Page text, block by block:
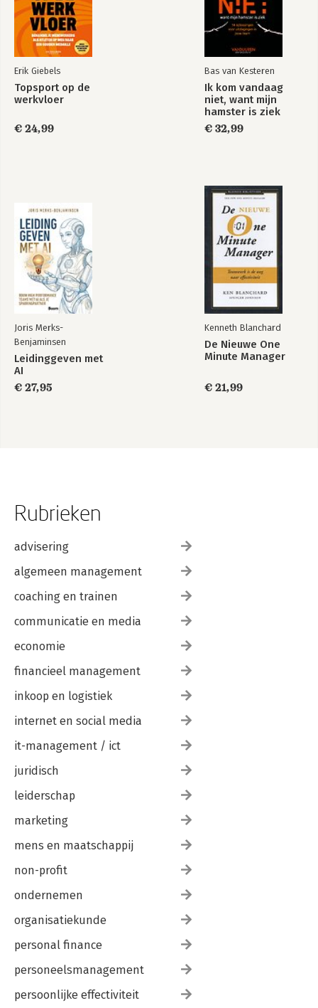
Erik Giebels
Topsport op de
werkvloer
€ 24,99
Bas van Kesteren
Ik kom vandaag
niet, want mijn
hamster is ziek
€ 32,99
Joris Merks-
Benjaminsen
Leidinggeven met
AI
€ 27,95
Kenneth Blanchard
De Nieuwe One
Minute Manager
€ 21,99
Rubrieken
advisering
algemeen management
coaching en trainen
communicatie en media
economie
financieel management
inkoop en logistiek
internet en social media
it-management / ict
juridisch
leiderschap
marketing
mens en maatschappij
non-profit
ondernemen
organisatiekunde
personal finance
personeelsmanagement
persoonlijke effectiviteit